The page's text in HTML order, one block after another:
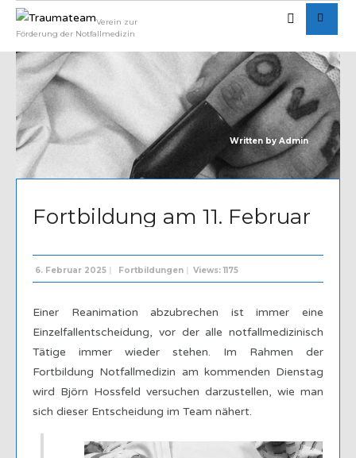
Verein zur
Förderung der Notfallmedizin
Written by Admin
Fortbildung am 11. Februar
6. Februar 2025 Fortbildungen Views: 1175
Einer Reanimation abzubrechen ist immer eine
Einzelfallentscheidung, vor der alle notfallmedizinisch
Tätige immer wieder stehen. Im Rahmen der
Fortbildung Notfallmedizin am kommenden Dienstag
wird Björn Hossfeld versuchen darzustellen, wie man
sich dieser Entscheidung im Team nähert.